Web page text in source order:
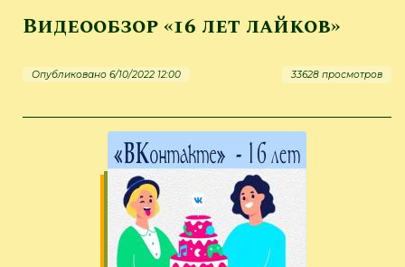
Видеообзор «16 лет лайков»
Опубликовано 6/10/2022 12:00 33628 просмотров